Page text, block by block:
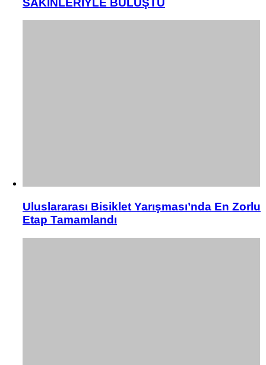
Uluslararası Bisiklet Yarışması’nda En Zorlu
Etap Tamamlandı